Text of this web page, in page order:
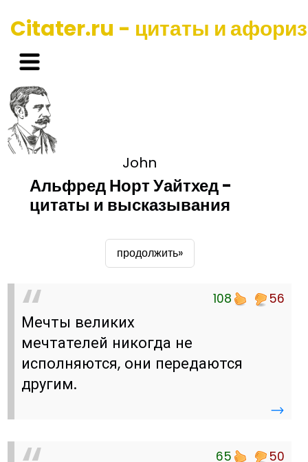
Citater.ru - цитаты и
John
Альфред Норт Уайтхед -
цитаты и высказывания
продолжить»
108 56
Мечты великих
мечтателей никогда не
исполняются, они передаются
другим.
→
65 50